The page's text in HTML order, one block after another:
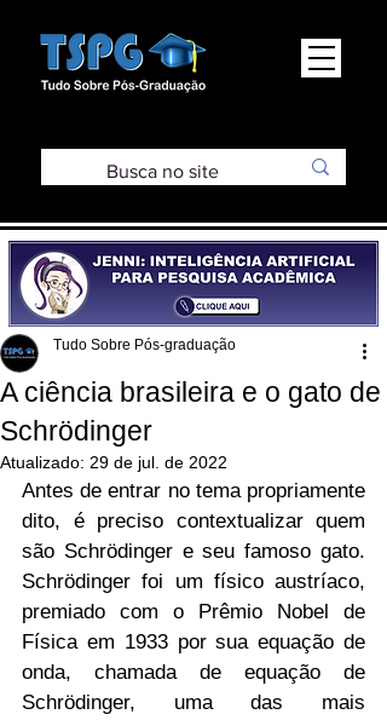
A ciência brasileira e o gato de
Schrödinger
Tudo Sobre Pós-graduação
Atualizado: 29 de jul. de 2022
Antes de entrar no tema propriamente
dito, é preciso contextualizar quem
são Schrödinger e seu famoso gato.
Schrödinger foi um físico austríaco,
premiado com o Prêmio Nobel de
Física em 1933 por sua equação de
onda, chamada de equação de
Schrödinger, uma das mais